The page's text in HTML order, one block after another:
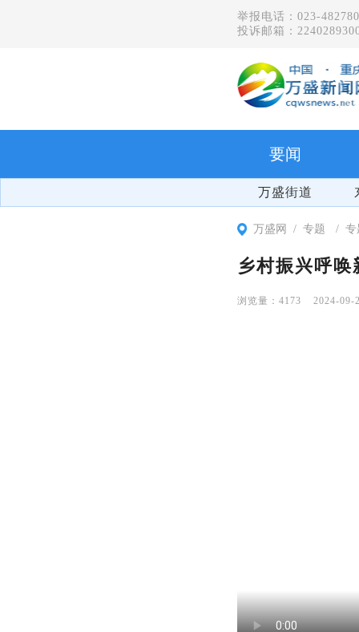
举报电话：023-
投诉邮箱：
要闻
万盛街道
万盛网 专题
乡村振兴呼
4173 2024-09-